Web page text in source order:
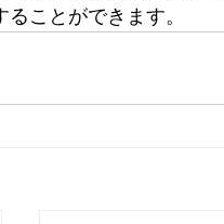
ことができます。